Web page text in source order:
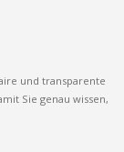
und transparente
Sie genau wissen,